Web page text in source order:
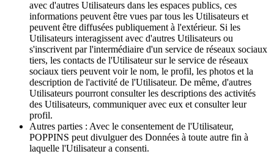
avec d'autres Utilisateurs dans les espaces publics, ces
informations peuvent être vues par tous les Utilisateurs et
peuvent être diffusées publiquement à l'extérieur. Si les
Utilisateurs interagissent avec d'autres Utilisateurs ou
s'inscrivent par l'intermédiaire d'un service de réseaux sociaux
tiers, les contacts de l'Utilisateur sur le service de réseaux
sociaux tiers peuvent voir le nom, le profil, les photos et la
description de l'activité de l'Utilisateur. De même, d'autres
Utilisateurs pourront consulter les descriptions des activités
des Utilisateurs, communiquer avec eux et consulter leur
profil.
Autres parties : Avec le consentement de l'Utilisateur,
POPPINS peut divulguer des Données à toute autre fin à
laquelle l'Utilisateur a consenti.